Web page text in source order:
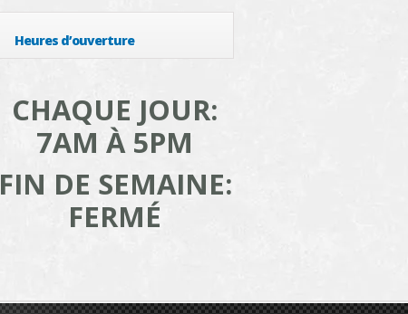
Heures d’ouverture
CHAQUE JOUR:
7AM À 5PM
FIN DE SEMAINE:
FERMÉ